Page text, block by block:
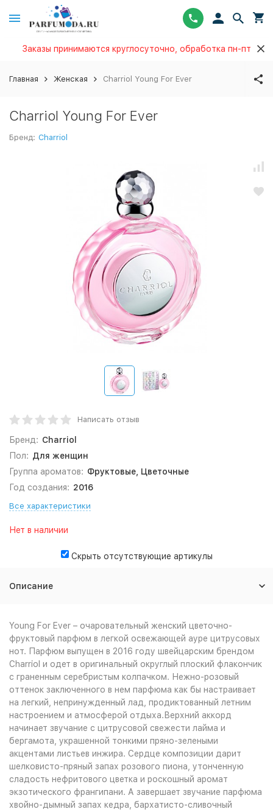
Заказы принимаются круглосуточно, обработка пн-пт
Главная Женская Charriol Young For Ever
Charriol Young For Ever
Бренд: Charriol
Написать отзыв
Бренд: Charriol
Пол: Для женщин
Группа ароматов: Фруктовые, Цветочные
Год создания: 2016
Все характеристики
Нет в наличии
Скрыть отсутствующие артикулы
Описание
Young For Ever – очаровательный женский цветочно-
фруктовый парфюм в легкой освежающей ауре цитрусовых
нот. Парфюм выпущен в 2016 году швейцарским брендом
Charriol и одет в оригинальный округлый плоский флакончик
с граненным серебристым колпачком. Нежно-розовый
оттенок заключенного в нем парфюма как бы настраивает
на легкий, непринужденный лад, продиктованный летним
настроением и атмосферой отдыха.Верхний аккорд
начинает звучание с цитрусовой свежести лайма и
бергамота, украшенной тонкими пряно-зелеными
акцентами листьев инжира. Сердце композиции дарит
шелковисто-пряный запах розового пиона, утонченную
сладость нефритового цветка и роскошный аромат
экзотического франгипани. А завершает звучание парфюма
хвойно-дымный запах кедра, бархатисто-сливочный